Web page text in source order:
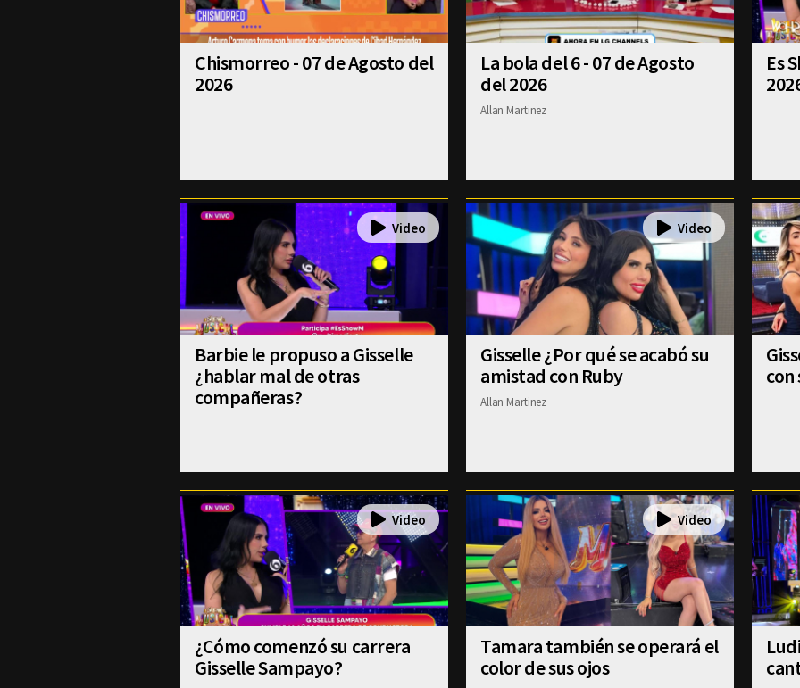
Chismorreo - 07 de Agosto del
2026
La bola del 6 - 07 de Agosto
del 2026
Allan Martinez
Es
Barbie le propuso a Gisselle
¿hablar mal de otras
compañeras?
Gisselle ¿Por qué se acabó su
amistad con Ruby
Allan Martinez
con
¿Cómo comenzó su carrera
Gisselle Sampayo?
Tamara también se operará el
color de sus ojos